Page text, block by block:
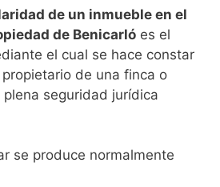
de un inmueble en el
de Benicarló es el
el cual se hace constar
de una finca o
seguridad jurídica
se produce normalmente